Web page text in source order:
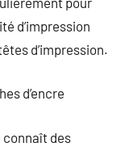
d’impression
d’impression.
d’encre
connaît des